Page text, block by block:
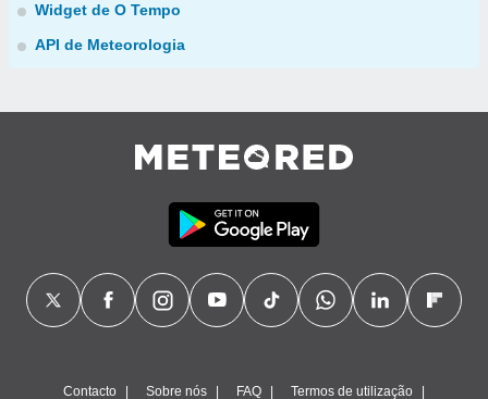
Widget de O Tempo
API de Meteorologia
Contacto Sobre nós FAQ Termos de utilização